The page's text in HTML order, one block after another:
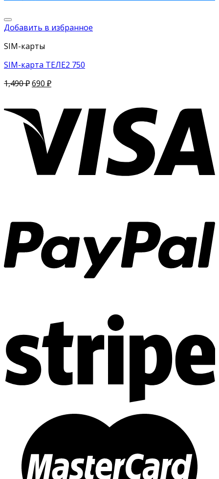
Добавить в избранное
SIM-карты
SIM-карта ТЕЛЕ2 750
1,490₽690 ₽